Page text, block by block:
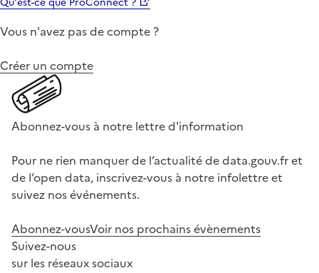
Vous n'avez pas de compte ?
Créer un compte
Abonnez-vous à notre lettre d'information
Pour ne rien manquer de l’actualité de data.gouv.fr et
de l’open data, inscrivez-vous à notre infolettre et
suivez nos événements.
Abonnez-vousVoir nos prochains évènements
Suivez-nous
sur les réseaux sociaux